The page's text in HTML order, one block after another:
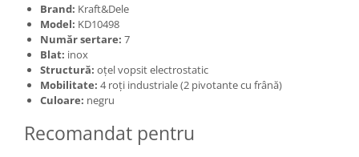
Brand: Kraft&Dele
Model: KD10498
Număr sertare: 7
Blat: inox
Structură: oțel vopsit electrostatic
Mobilitate: 4 roți industriale (2 pivotante cu frână)
Culoare: negru
Recomandat pentru